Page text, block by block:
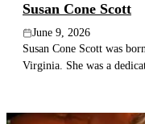
Susan Cone Scott
June 9, 2026
Susan Cone Scott was
Virginia. She was a